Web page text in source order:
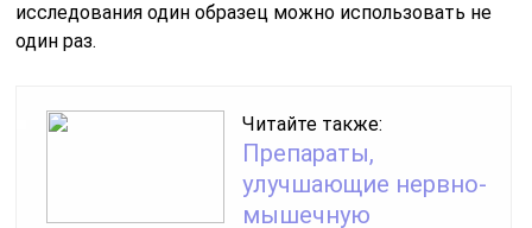
исследования один образец можно использовать не
один раз.
Читайте также:
Препараты,
улучшающие нервно-
мышечную